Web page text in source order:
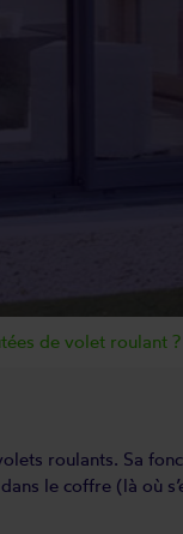
roulants. Sa
le coffre (là où
de volet roulant ?